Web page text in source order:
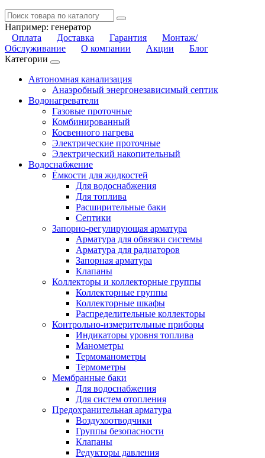
Например: генератор
Оплата
Доставка Гарантия
Монтаж/
Обслуживание
О компании Акции
Блог
Категории
Автономная канализация
Анаэробный энергонезависимый септик
Водонагреватели
Газовые проточные
Комбинированный
Косвенного нагрева
Электрические проточные
Электрический накопительный
Водоснабжение
Ёмкости для жидкостей
Для водоснабжения
Для топлива
Расширительные баки
Септики
Запорно-регулирующая арматура
Арматура для обвязки системы
Арматура для радиаторов
Запорная арматура
Клапаны
Коллекторы и коллекторные группы
Коллекторные группы
Коллекторные шкафы
Распределительные коллекторы
Контрольно-измерительные приборы
Индикаторы уровня топлива
Манометры
Термоманометры
Термометры
Мембранные баки
Для водоснабжения
Для систем отопления
Предохранительная арматура
Воздухоотводчики
Группы безопасности
Клапаны
Редукторы давления